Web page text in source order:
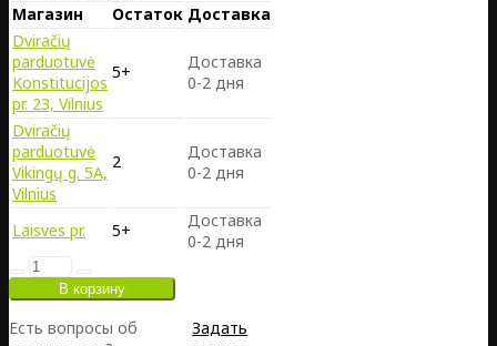
Магазин Остаток Доставка
Dviračių
parduotuvė
Konstitucijos
pr. 23, Vilnius
5+
Доставка
0-2 дня
Dviračių
parduotuvė
Vikingų g. 5A,
Vilnius
2
Доставка
0-2 дня
Laisves pr. 5+
Доставка
0-2 дня
Есть вопросы об
Задать